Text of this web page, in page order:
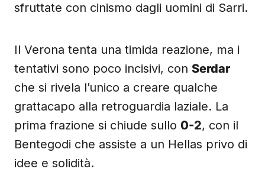
sfruttate con cinismo dagli uomini di Sarri.
Il Verona tenta una timida reazione, ma i
tentativi sono poco incisivi, con Serdar
che si rivela l’unico a creare qualche
grattacapo alla retroguardia laziale. La
prima frazione si chiude sullo 0-2, con il
Bentegodi che assiste a un Hellas privo di
idee e solidità.